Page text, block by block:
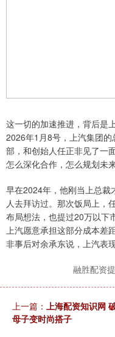
这一切的加速推进，背后是
2026年1月8号，上汽集团
部，和创始人任正非见了一
怎么深化合作，怎么规划未
早在2024年，他刚当上总裁
人去拜访过。那次饭局上，
布局想法，也提过20万以下
上汽愿意承担这部分成本差
非事后对余承东说，上汽表
融胜配资
上一篇： 上海配资知识网
母子变时尚搭子